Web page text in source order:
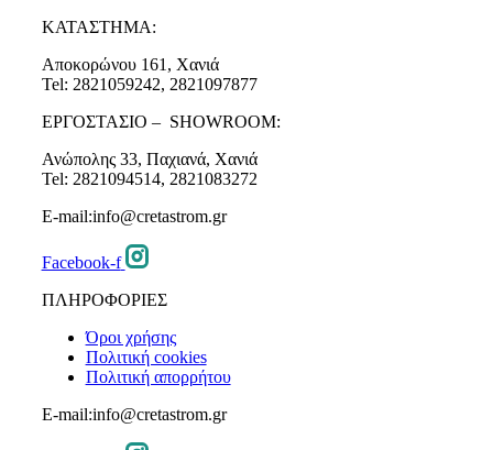
ΚΑΤΑΣΤΗΜΑ:
Αποκορώνου 161, Χανιά
Tel: 2821059242, 2821097877
ΕΡΓΟΣΤΑΣΙΟ – SHOWROOM:
Ανώπολης 33, Παχιανά, Χανιά
Tel: 2821094514, 2821083272
E-mail:info@cretastrom.gr
Facebook-f
ΠΛΗΡΟΦΟΡΙΕΣ
Όροι χρήσης
Πολιτική cookies
Πολιτική απορρήτου
E-mail:info@cretastrom.gr